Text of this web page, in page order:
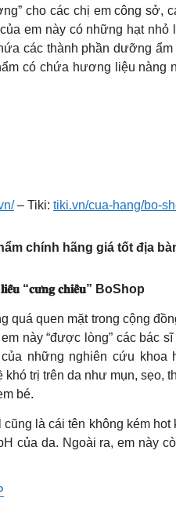
cho các chị em công sở,
em này có những hạt
các thành phần dưỡng
có chứa hương liệu nàng
– Tiki: tiki.vn/cua-hang/bo-
chính hãng giá tốt địa
“𝐜𝐮̛𝐧𝐠 𝐜𝐡𝐢𝐞̂̀𝐮” BoShop
quá quen mặt trong cộng
này “được lòng” các bác
những nghiên cứu khoa
trị trên da như mụn, sẹo,
bé.
là cái tên không kém
của da. Ngoài ra, em này